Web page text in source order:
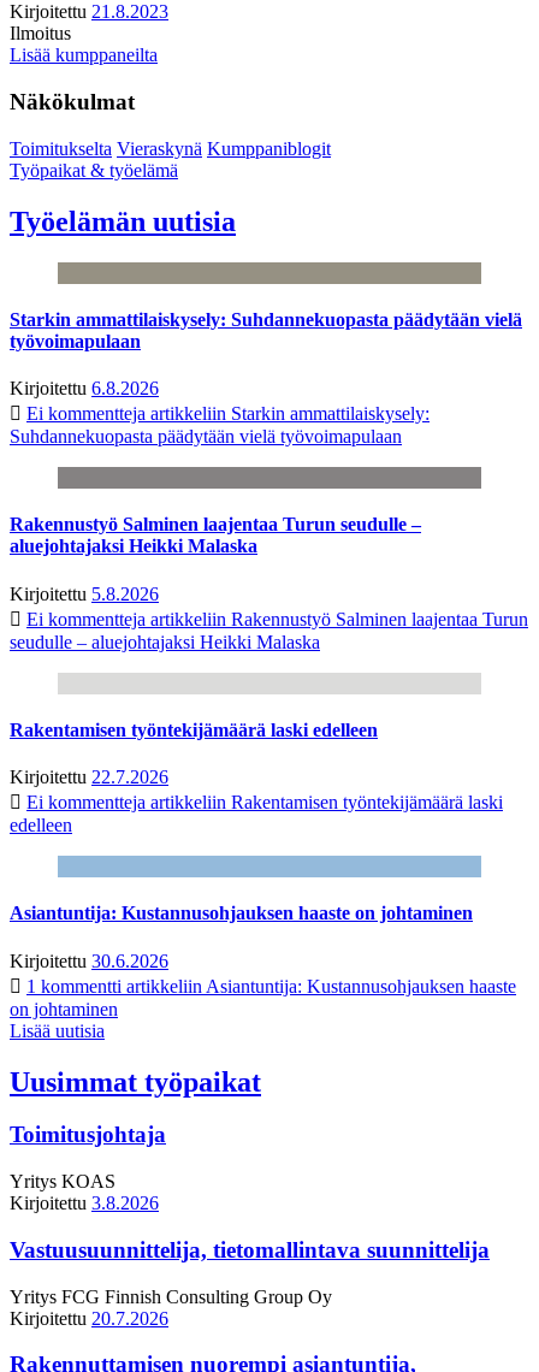
Kirjoitettu 21.8.2023
Ilmoitus
Lisää kumppaneilta
Näkökulmat
Toimitukselta Vieraskynä Kumppaniblogit
Työpaikat & työelämä
Työelämän uutisia
Starkin ammattilaiskysely: Suhdannekuopasta päädytään vielä
työvoimapulaan
Kirjoitettu 6.8.2026
Ei kommentteja artikkeliin Starkin ammattilaiskysely:
Suhdannekuopasta päädytään vielä työvoimapulaan
Rakennustyö Salminen laajentaa Turun seudulle –
aluejohtajaksi Heikki Malaska
Kirjoitettu 5.8.2026
Ei kommentteja artikkeliin Rakennustyö Salminen laajentaa Turun
seudulle – aluejohtajaksi Heikki Malaska
Rakentamisen työntekijämäärä laski edelleen
Kirjoitettu 22.7.2026
Ei kommentteja artikkeliin Rakentamisen työntekijämäärä laski
edelleen
Asiantuntija: Kustannusohjauksen haaste on johtaminen
Kirjoitettu 30.6.2026
1 kommentti artikkeliin Asiantuntija: Kustannusohjauksen haaste
on johtaminen
Lisää uutisia
Uusimmat työpaikat
Toimitusjohtaja
Yritys KOAS
Kirjoitettu 3.8.2026
Vastuusuunnittelija, tietomallintava suunnittelija
Yritys FCG Finnish Consulting Group Oy
Kirjoitettu 20.7.2026
Rakennuttamisen nuorempi asiantuntija,